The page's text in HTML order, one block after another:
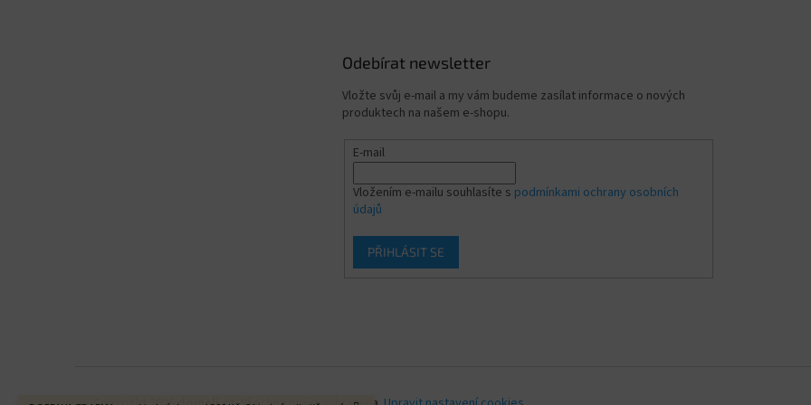
Odebírat newsletter
Vložte svůj e-mail a my vám budeme zasílat informace o nových
produktech na našem e-shopu.
E-mail
Vložením e-mailu souhlasíte s podmínkami ochrany osobních
údajů
PŘIHLÁSIT SE